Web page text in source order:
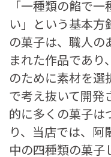
「一種類の餡で
い」という基本方
の菓子は、職人の
まれた作品であ
のために素材を選
で考え抜いて開発
的に多くの菓子は
り、当店では、
中の四種類の菓子